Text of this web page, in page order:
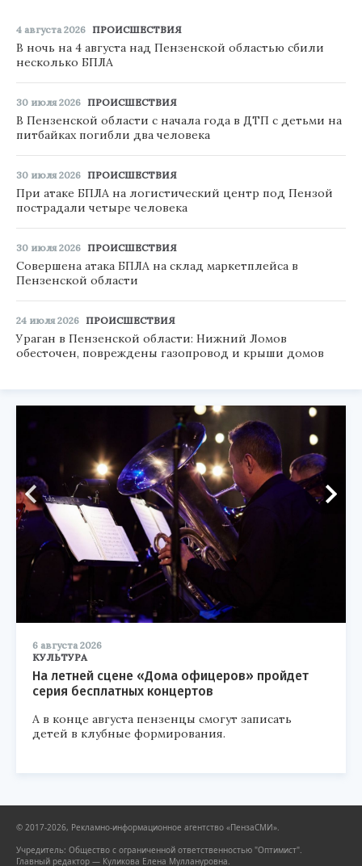
4 августа 2026 ПРОИСШЕСТВИЯ
В ночь на 4 августа над Пензенской областью сбили
несколько БПЛА
30 июля 2026 ПРОИСШЕСТВИЯ
В Пензенской области с начала года в ДТП с детьми на
питбайках погибли два человека
30 июля 2026 ПРОИСШЕСТВИЯ
При атаке БПЛА на логистический центр под Пензой
пострадали четыре человека
30 июля 2026 ПРОИСШЕСТВИЯ
Совершена атака БПЛА на склад маркетплейса в
Пензенской области
24 июля 2026 ПРОИСШЕСТВИЯ
Ураган в Пензенской области: Нижний Ломов
обесточен, повреждены газопровод и крыши домов
6 августа 2026
КУЛЬТУРА
На летней сцене «Дома офицеров» пройдет
серия бесплатных концертов
А в конце августа пензенцы смогут записать
детей в клубные формирования.
© 2017-2026, Рекламно-информационное агентство «ПензаСМИ».
Учредитель: Общество с ограниченной ответственностью "Оптимист".
Главный редактор — Куликова Елена Муллануровна.